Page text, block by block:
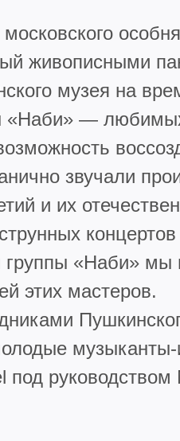
живописными
музея на
«Наби» —
звучали
и их
«Наби» мы
этих мастеров.
музыканты-